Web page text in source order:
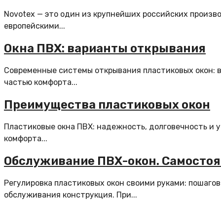
Novotex — это один из крупнейших российских
европейскими...
Окна ПВХ: варианты открывания
Современные системы открывания пластиковых
частью комфорта...
Преимущества пластиковых окон
Пластиковые окна ПВХ: надежность, долговечность
комфорта...
Обслуживание ПВХ-окон.
Регулировка пластиковых окон своими руками:
обслуживания конструкция. При...